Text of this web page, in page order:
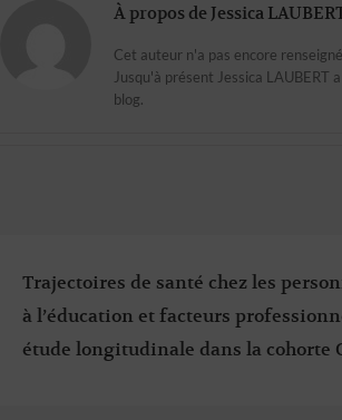
À propos de Jessica
Cet auteur n'a pas encore
Jusqu'à présent Jessica LAUBERT
blog.
Trajectoires de santé chez les
à l’éducation et facteurs
étude longitudinale dans la cohorte